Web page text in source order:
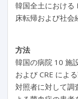
韓国全土における
床転帰および社会
方法
韓国の病院 10 施
および CRE によ
対照者に対して調